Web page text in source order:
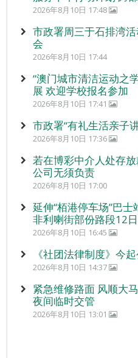
2026年8月10日 17:48
市政署周三于石排湾
会
2026年8月10日 17:44
“澳门城市清洁运动之
展 欢迎学校报名参加
2026年8月10日 17:41
市政署“有礼生活亲子
2026年8月10日 17:36
若在博彩中介人处存
公司无须负责
2026年8月10日 17:00
延伸“栢港停车场”巴
非利喇街部份路段12
2026年8月10日 16:45
《社团法律制度》今
2026年8月10日 14:37
紧急维修路面 风顺大
夜间临时交管
2026年8月10日 13:01